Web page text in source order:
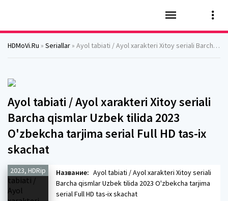
HDMoVi.Ru » Seriallar » Ayol tabiati / Ayol xarakteri Xitoy seriali Barcha qismlar Uzbek tilida 2023 O'zbekcha tarjima serial Full HD tas-ix skachat
Ayol tabiati / Ayol xarakteri Xitoy seriali
Barcha qismlar Uzbek tilida 2023
O'zbekcha tarjima serial Full HD tas-ix
skachat
2023, HDRip Название: Ayol tabiati / Ayol xarakteri Xitoy seriali
Barcha qismlar Uzbek tilida 2023 O'zbekcha tarjima
serial Full HD tas-ix skachat